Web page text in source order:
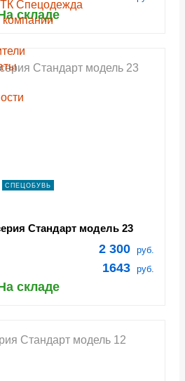
Спецодежда
компании
складе
СПЕЦОБУВЬ
Стандарт модель 23
2 300 руб.
1643 руб.
складе